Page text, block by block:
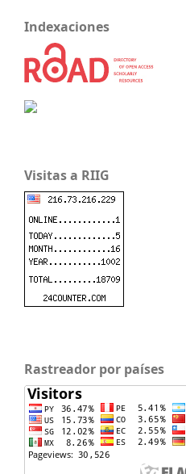
Indexaciones
Visitas a RIIG
Rastreador por países